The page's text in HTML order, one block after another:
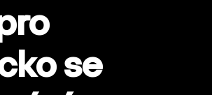
se